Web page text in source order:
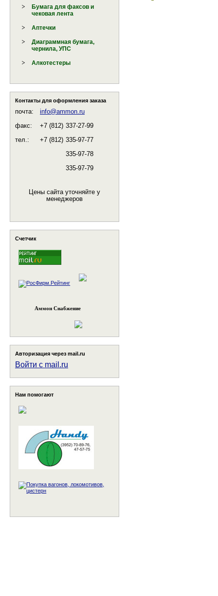
Бумага для факсов и
чековая лента
Аптечки
Диаграммная бумага,
чернила, УПС
Алкотестеры
Контакты для оформления заказа
почта:
info@ammon.ru
факс:
+7 (812) 337-27-99
тел.:
+7 (812) 335-97-77
335-97-78
335-97-79
Цены сайта уточняйте у
менеджеров
Счетчик
Аммон Снабжение
Авторизация через mail.ru
Войти с mail.ru
Нам помогают